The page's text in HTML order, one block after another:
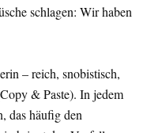
schlagen: Wir haben
– reich, snobistisch,
& Paste). In jedem
das häufig den